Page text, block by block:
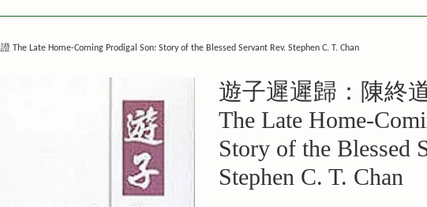
Late Home-Coming Prodigal Son: Story of the Blessed Servant Rev. Stephen C. T. Chan
遊子遲遲歸：陳終
The Late Home-
Story of the Blessed
Stephen C. T. Chan